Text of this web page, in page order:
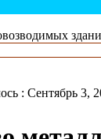
: Сентябрь 3,